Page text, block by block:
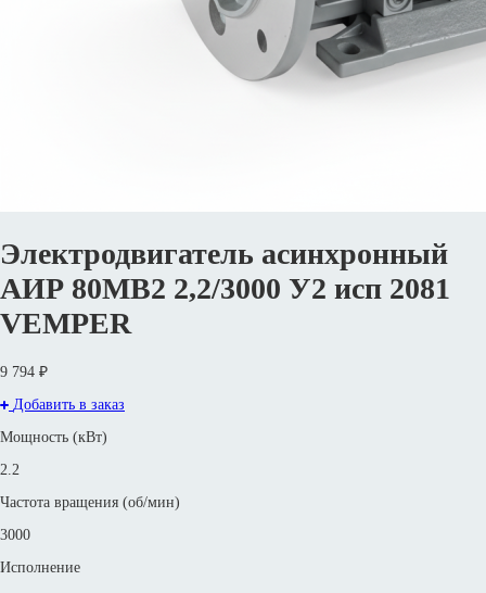
Электродвигатель асинхронный
АИР 80МВ2 2,2/3000 У2 исп 2081
VEMPER
9 794 ₽
Добавить в заказ
Мощность (кВт)
2.2
Частота вращения (об/мин)
3000
Исполнение